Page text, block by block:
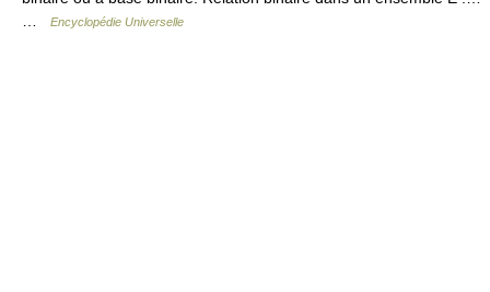
Encyclopédie Universelle